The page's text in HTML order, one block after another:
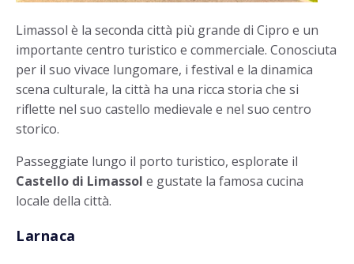
Limassol è la seconda città più grande di Cipro e un
importante centro turistico e commerciale. Conosciuta
per il suo vivace lungomare, i festival e la dinamica
scena culturale, la città ha una ricca storia che si
riflette nel suo castello medievale e nel suo centro
storico.
Passeggiate lungo il porto turistico, esplorate il
Castello di Limassol e gustate la famosa cucina
locale della città.
Larnaca